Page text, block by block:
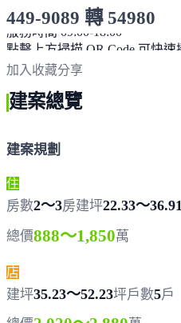
449-9089 轉 54980
服務時間 09:00-18:00
加入收藏分享
建案總覽
建案規劃
住
房數2～3房建坪22.33～36.91
總價888～1,850萬
店
建坪35.23～52.23坪戶數5戶